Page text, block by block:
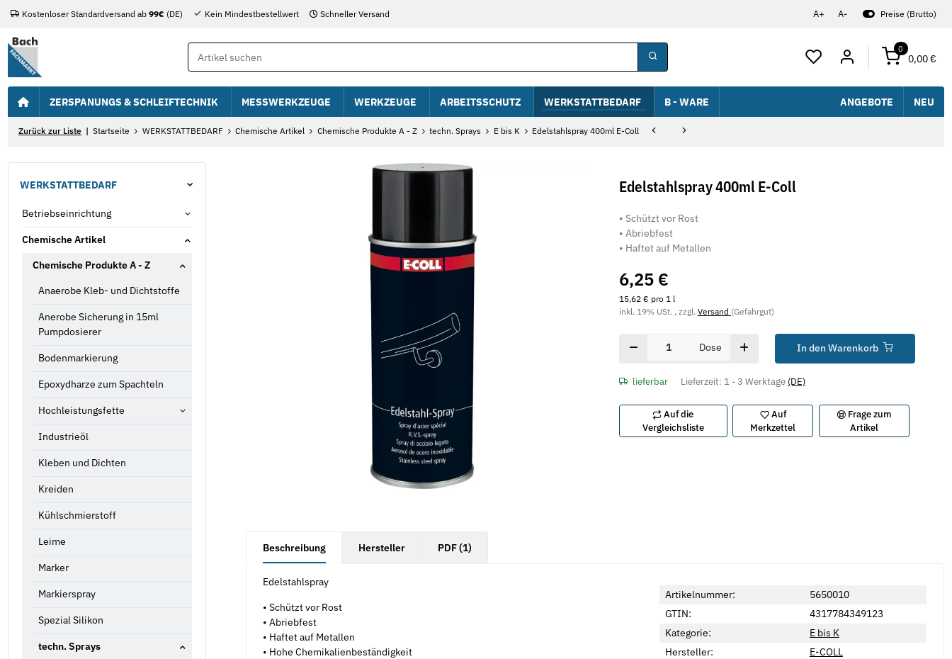
A+ A- Preise (Brutto)
Kostenloser Standardversand ab 99€ (DE) Kein Mindestbestellwert Schneller Versand
0
0,00 €
ZERSPANUNGS & SCHLEIFTECHNIK MESSWERKZEUGE WERKZEUGE ARBEITSSCHUTZ WERKSTATTBEDARF B - WARE ANGEBOTE NEU
Zurück zur Liste Startseite WERKSTATTBEDARF Chemische Artikel Chemische Produkte A - Z techn. Sprays E bis K Edelstahlspray 400ml E-Coll
Edelstahlspray 400ml E-Coll
• Schützt vor Rost
• Abriebfest
• Haftet auf Metallen
6,25 €
15,62 € pro 1 l
inkl. 19% USt. , zzgl.Versand (Gefahrgut)
Dose In den Warenkorb
lieferbar Lieferzeit: 1 - 3 Werktage (DE)
Auf die
Vergleichsliste
Auf
Merkzettel
Frage zum
Artikel
Beschreibung Hersteller PDF (1)
Edelstahlspray
• Schützt vor Rost
• Abriebfest
• Haftet auf Metallen
• Hohe Chemikalienbeständigkeit
Artikelnummer:
5650010
GTIN:
4317784349123
Kategorie:
E bis K
Hersteller:
E-COLL
WERKSTATTBEDARF
Betriebseinrichtung
Chemische Artikel
Chemische Produkte A - Z
Anaerobe Kleb- und Dichtstoffe
Anerobe Sicherung in 15ml
Pumpdosierer
Bodenmarkierung
Epoxydharze zum Spachteln
Hochleistungsfette
Industrieöl
Kleben und Dichten
Kreiden
Kühlschmierstoff
Leime
Marker
Markierspray
Spezial Silikon
techn. Sprays